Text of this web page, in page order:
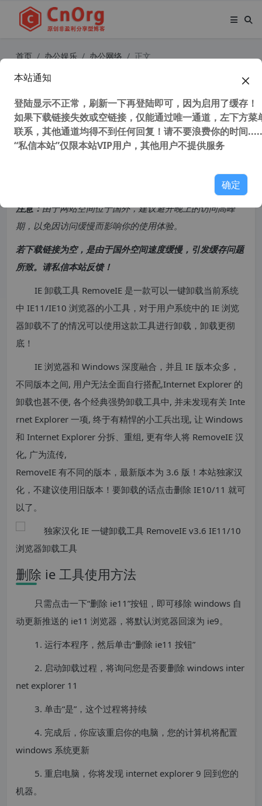
首页 办公娱乐 办公网络 正文
独家汉化 IE一键卸载工具 RemoveIE
v3.6 IE11/10浏览器卸载工具
52,724 次浏览次阅读
注意：由于网站空间位于国外，建议避开晚上的访问高峰
期，以免因访问缓慢而影响你的使用体验。
若下载链接为空，是由于国外空间速度缓慢，引发缓存问题
所致。请私信本站反馈！
IE 卸载工具 RemoveIE 是一款可以一键卸载当前系统
中 IE11/IE10 浏览器的小工具，对于用户系统中的 IE 浏览
器卸载不了的情况可以使用这款工具进行卸载，卸载更彻
底！
IE 浏览器和 Windows 深度融合，并且 IE 版本众多，
不同版本之间, 用户无法全面自行搭配,Internet Explorer 的
卸载也甚不便, 各个经典强势卸载工具中, 并未发现有关 Inte
rnet Explorer 一项, 终于有精悍的小工兵出现, 让 Windows
和 Internet Explorer 分拆、重组, 更有华人将 RemoveIE 汉
化, 广为流传,
RemoveIE 有不同的版本，最新版本为 3.6 版！本站独家汉
化，不建议使用旧版本！要卸载的话点击删除 IE10/11 就可
以了。
删除 ie 工具使用方法
只需点击一下“删除 ie11”按钮，即可移除 windows 自
动更新推送的 ie11 浏览器，将默认浏览器回滚为 ie9。
1. 运行本程序，然后单击“删除 ie11 按钮”
2. 启动卸载过程，将询问您是否要删除 windows inter
net explorer 11
3. 单击“是”，这个过程将持续
4. 完成后，你应该重启你的电脑，您的计算机将配置
windows 系统更新
5. 重启电脑，你将发现 internet explorer 9 回到您的
机器。
本站通知
登陆显示不正常，刷新一下再登陆即可，因为启用了缓存！
如果下载链接失效或空链接，仅能通过唯一通道，左下方菜
联系，其他通道均得不到任何回复！请不要浪费你的时间
“私信本站”仅限本站VIP用户，其他用户不提供服务
确定